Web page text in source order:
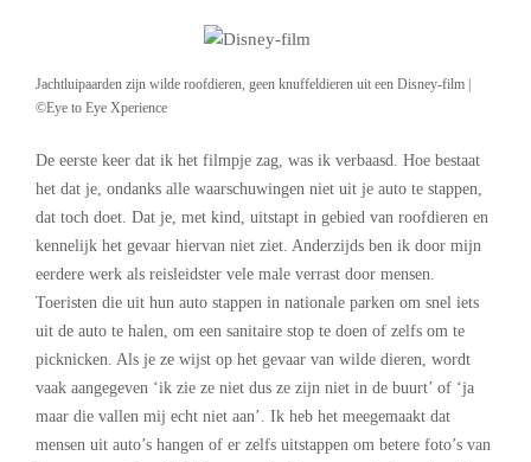
Jachtluipaarden zijn wilde roofdieren, geen knuffeldieren uit een Disney-film |
©Eye to Eye Xperience
De eerste keer dat ik het filmpje zag, was ik verbaasd. Hoe bestaat
het dat je, ondanks alle waarschuwingen niet uit je auto te stappen,
dat toch doet. Dat je, met kind, uitstapt in gebied van roofdieren en
kennelijk het gevaar hiervan niet ziet. Anderzijds ben ik door mijn
eerdere werk als reisleidster vele male verrast door mensen.
Toeristen die uit hun auto stappen in nationale parken om snel iets
uit de auto te halen, om een sanitaire stop te doen of zelfs om te
picknicken. Als je ze wijst op het gevaar van wilde dieren, wordt
vaak aangegeven ‘ik zie ze niet dus ze zijn niet in de buurt’ of ‘ja
maar die vallen mij echt niet aan’. Ik heb het meegemaakt dat
mensen uit auto’s hangen of er zelfs uitstappen om betere foto’s van